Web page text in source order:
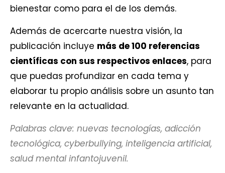
bienestar como para el de los demás.
Además de acercarte nuestra visión, la
publicación incluye más de 100 referencias
científicas con sus respectivos enlaces, para
que puedas profundizar en cada tema y
elaborar tu propio análisis sobre un asunto tan
relevante en la actualidad.
Palabras clave: nuevas tecnologías, adicción
tecnológica, cyberbullying, inteligencia artificial,
salud mental infantojuvenil.